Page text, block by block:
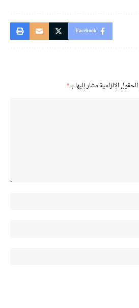
Facebook
الحقول الإلزامية مشار إليها بـ*